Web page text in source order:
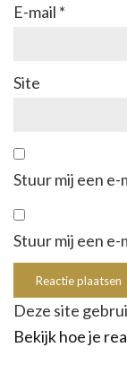
E-mail *
Site
Stuur mij een e-
Stuur mij een
Deze site
Bekijk hoe je